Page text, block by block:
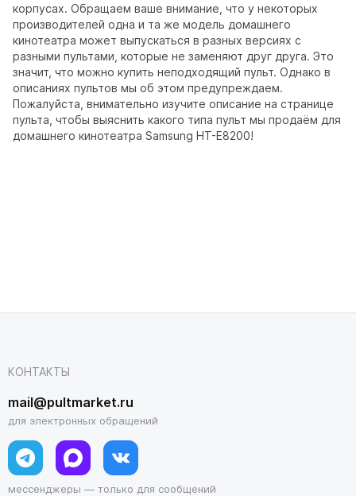
корпусах. Обращаем ваше внимание, что у некоторых
производителей одна и та же модель домашнего
кинотеатра может выпускаться в разных версиях с
разными пультами, которые не заменяют друг друга. Это
значит, что можно купить неподходящий пульт. Однако в
описаниях пультов мы об этом предупреждаем.
Пожалуйста, внимательно изучите описание на странице
пульта, чтобы выяснить какого типа пульт мы продаём для
домашнего кинотеатра Samsung HT-E8200!
КОНТАКТЫ
mail@pultmarket.ru
для электронных обращений
мессенджеры — только для сообщений